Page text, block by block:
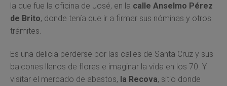
la que fue la oficina de José, en la calle Anselmo Pérez
de Brito, donde tenía que ir a firmar sus nóminas y otros
trámites.
Es una delicia perderse por las calles de Santa Cruz y sus
balcones llenos de flores e imaginar la vida en los 70. Y
visitar el mercado de abastos, la Recova, sitio donde